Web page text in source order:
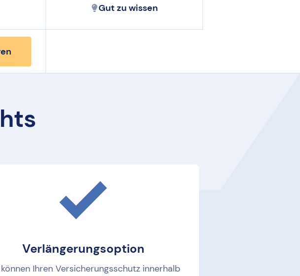
Gut zu wissen
Verlängerungsoption
können Ihren Versicherungsschutz innerhalb